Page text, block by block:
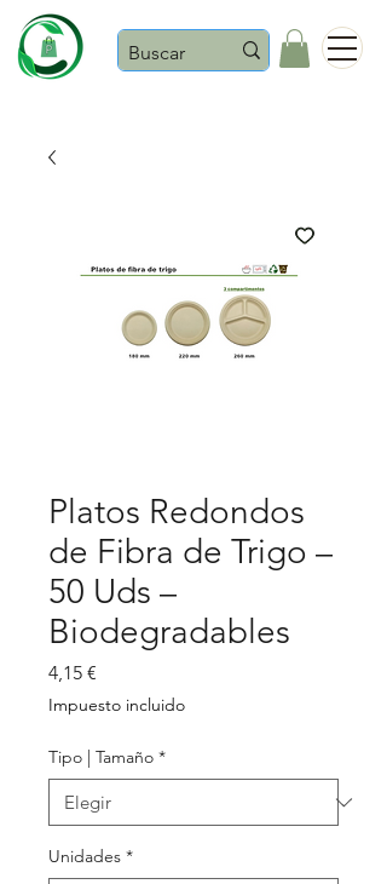
Platos Redondos
de Fibra de Trigo –
50 Uds –
Biodegradables
4,15 €
Impuesto incluido
Tipo | Tamaño *
Unidades *